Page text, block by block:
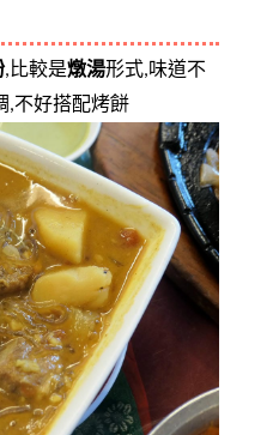
,比較是燉湯形式,味道不
,不好搭配烤餅